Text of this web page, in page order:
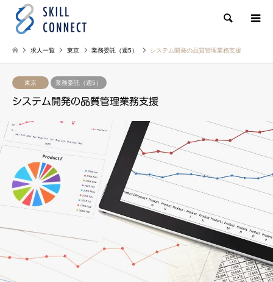
検索
求人一覧 東京 業務委託（週5） システム開発の品質管理業務支援
東京 業務委託（週5）
システム開発の品質管理業務支援